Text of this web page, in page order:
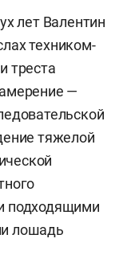
лет Валентин
техником-
треста
—
тяжелой
подходящими
лошадь